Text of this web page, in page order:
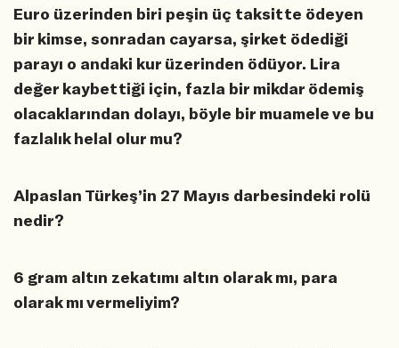
Euro üzerinden biri peşin üç taksitte ödeyen
bir kimse, sonradan cayarsa, şirket ödediği
parayı o andaki kur üzerinden ödüyor. Lira
değer kaybettiği için, fazla bir mikdar ödemiş
olacaklarından dolayı, böyle bir muamele ve bu
fazlalık helal olur mu?
Alpaslan Türkeş’in 27 Mayıs darbesindeki rolü
nedir?
6 gram altın zekatımı altın olarak mı, para
olarak mı vermeliyim?